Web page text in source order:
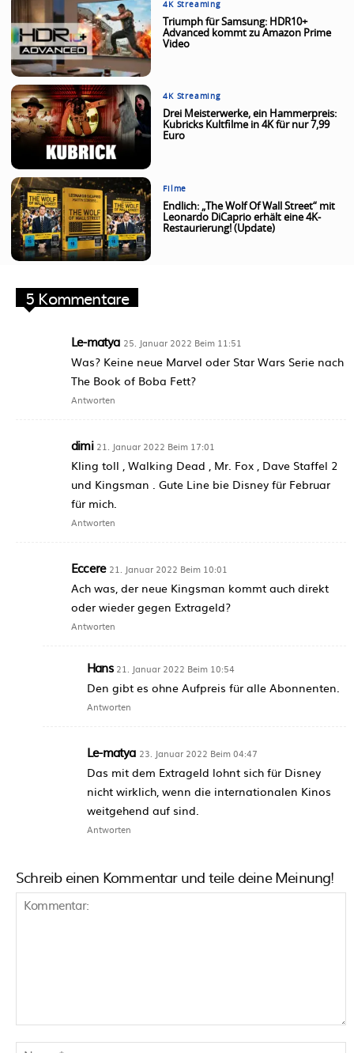
4K Streaming
Triumph für Samsung: HDR10+
Advanced kommt zu Amazon Prime
Video
4K Streaming
Drei Meisterwerke, ein Hammerpreis:
Kubricks Kultfilme in 4K für nur 7,99
Euro
Filme
Endlich: „The Wolf Of Wall Street“ mit
Leonardo DiCaprio erhält eine 4K-
Restaurierung! (Update)
5 Kommentare
Le-matya 25. Januar 2022 Beim 11:51
Was? Keine neue Marvel oder Star Wars Serie nach
The Book of Boba Fett?
Antworten
dimi 21. Januar 2022 Beim 17:01
Kling toll , Walking Dead , Mr. Fox , Dave Staffel 2
und Kingsman . Gute Line bie Disney für Februar
für mich.
Antworten
Eccere 21. Januar 2022 Beim 10:01
Ach was, der neue Kingsman kommt auch direkt
oder wieder gegen Extrageld?
Antworten
Hans 21. Januar 2022 Beim 10:54
Den gibt es ohne Aufpreis für alle Abonnenten.
Antworten
Le-matya 23. Januar 2022 Beim 04:47
Das mit dem Extrageld lohnt sich für Disney
nicht wirklich, wenn die internationalen Kinos
weitgehend auf sind.
Antworten
Schreib einen Kommentar und teile deine Meinung!